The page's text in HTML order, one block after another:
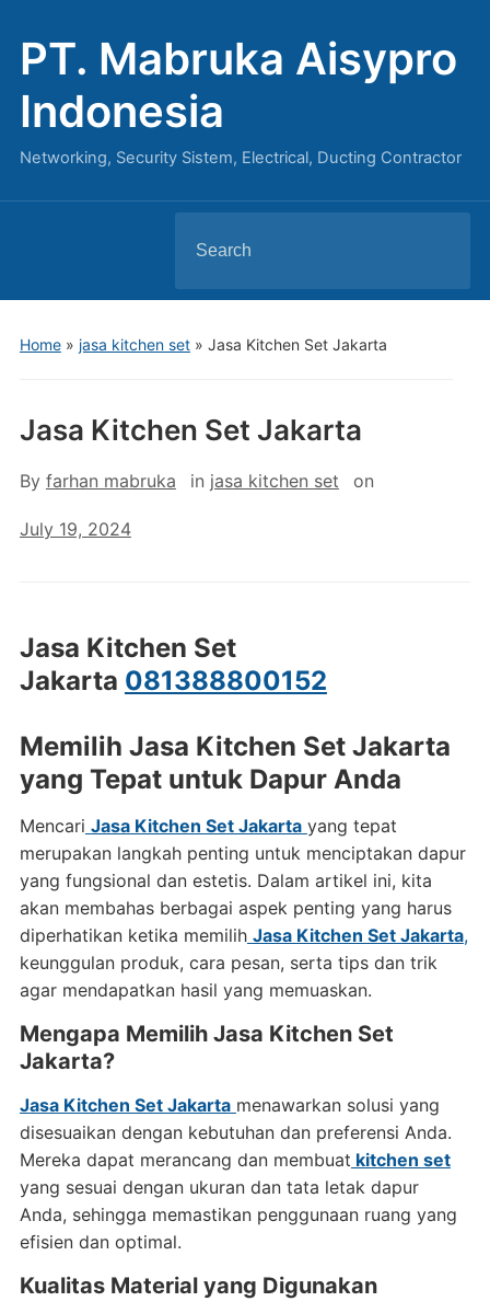
PT. Mabruka Aisypro
Indonesia
Networking, Security Sistem, Electrical, Ducting Contractor
for:
Home» jasa kitchen set» Jasa Kitchen Set Jakarta
Jasa Kitchen Set Jakarta
By farhan mabruka in jasa kitchen set on
July 19, 2024
Jasa Kitchen Set
Jakarta 081388800152
Memilih Jasa Kitchen Set Jakarta
yang Tepat untuk Dapur Anda
Mencari Jasa Kitchen Set Jakarta yang tepat
merupakan langkah penting untuk menciptakan dapur
yang fungsional dan estetis. Dalam artikel ini, kita
akan membahas berbagai aspek penting yang harus
diperhatikan ketika memilih Jasa Kitchen Set Jakarta,
keunggulan produk, cara pesan, serta tips dan trik
agar mendapatkan hasil yang memuaskan.
Mengapa Memilih Jasa Kitchen Set
Jakarta?
Jasa Kitchen Set Jakarta menawarkan solusi yang
disesuaikan dengan kebutuhan dan preferensi Anda.
Mereka dapat merancang dan membuat kitchen set
yang sesuai dengan ukuran dan tata letak dapur
Anda, sehingga memastikan penggunaan ruang yang
efisien dan optimal.
Kualitas Material yang Digunakan